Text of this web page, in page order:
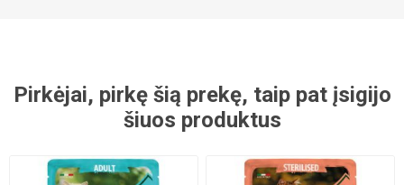
Pirkėjai, pirkę šią prekę, taip pat įsigijo
šiuos produktus